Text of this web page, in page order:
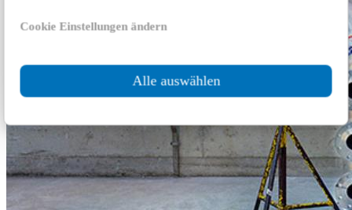
Cookie Einstellungen ändern
Alle auswählen